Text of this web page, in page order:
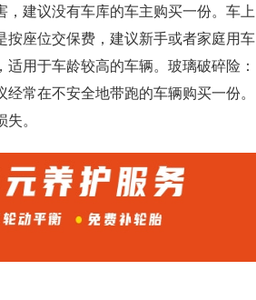
建议没有车库的车主购买一份。车上
按座位交保费，建议新手或者家庭用车
用于车龄较高的车辆。玻璃破碎险：
常在不安全地带跑的车辆购买一份。
。